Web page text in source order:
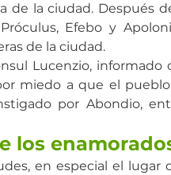
de la ciudad. Después
Efebo y
de la ciudad.
Lucenzio,
miedo a que el
por Abondio,
los
en especial el